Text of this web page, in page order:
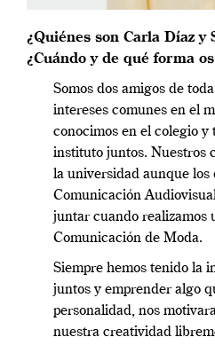
¿Quiénes son Carla Díaz y
¿Cuándo y de qué forma
Somos dos amigos de
intereses comunes en el
conocimos en el colegio y
instituto juntos. Nuestros
la universidad aunque los
Comunicación
juntar cuando realizamos
Comunicación de Moda.
Siempre hemos tenido la
juntos y emprender algo
personalidad, nos
nuestra creatividad